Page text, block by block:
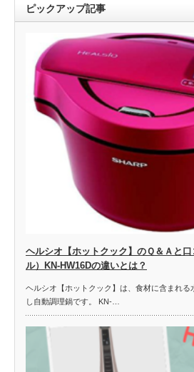
ピックアップ記事
ヘルシオ【ホットクック】のＱ＆Ａと
ル）KN-HW16Dの違いとは？
ヘルシオ【ホットクック】は、食材に含まれる
し自動調理鍋です。 KN-…